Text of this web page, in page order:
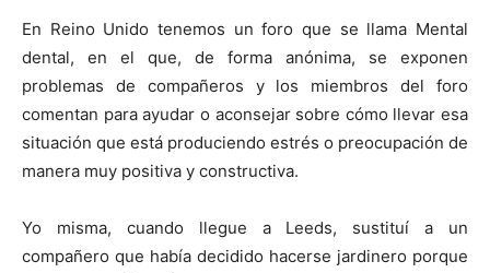
En Reino Unido tenemos un foro que se llama Mental
dental, en el que, de forma anónima, se exponen
problemas de compañeros y los miembros del foro
comentan para ayudar o aconsejar sobre cómo llevar esa
situación que está produciendo estrés o preocupación de
manera muy positiva y constructiva.
Yo misma, cuando llegue a Leeds, sustituí a un
compañero que había decidido hacerse jardinero porque